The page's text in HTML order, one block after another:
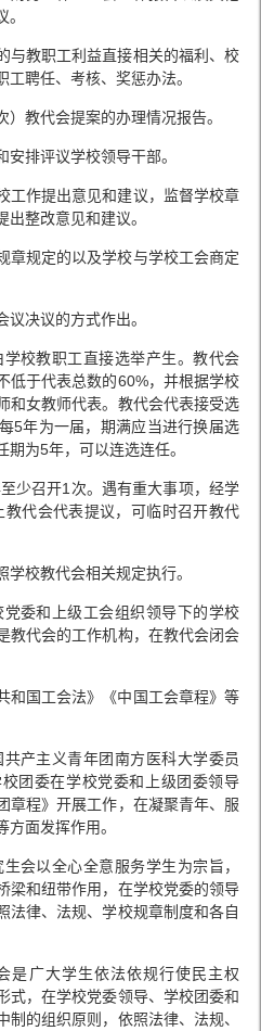
与教职工利益直接相关的福利、校
聘任、考核、奖惩办法。
）教代会提案的办理情况报告。
安排评议学校领导干部。
工作提出意见和建议，监督学校章
整改意见和建议。
章规定的以及学校与学校工会商定
决议的方式作出。
学校教职工直接选举产生。教代会
低于代表总数的60%，并根据学校
和女教师代表。教代会代表接受选
5年为一届，期满应当进行换届选
为5年，可以连选连任。
少召开1次。遇有重大事项，经学
代会代表提议，可临时召开教代
校教代会相关规定执行。
委和上级工会组织领导下的学校
教代会的工作机构，在教代会闭会
和国工会法》《中国工会章程》等
产主义青年团南方医科大学委员
团委在学校党委和上级团委领导
章程》开展工作，在凝聚青年、服
面发挥作用。
会以全心全意服务学生为宗旨，
梁和纽带作用，在学校党委的领导
法律、法规、学校规章制度和各自
是广大学生依法依规行使民主权
式，在学校党委领导、学校团委和
的组织原则，依照法律、法规、